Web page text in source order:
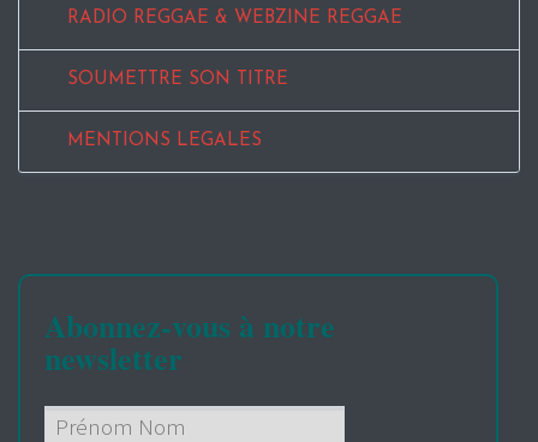
RADIO REGGAE & WEBZINE REGGAE
SOUMETTRE SON TITRE
MENTIONS LEGALES
Abonnez-vous à notre
newsletter